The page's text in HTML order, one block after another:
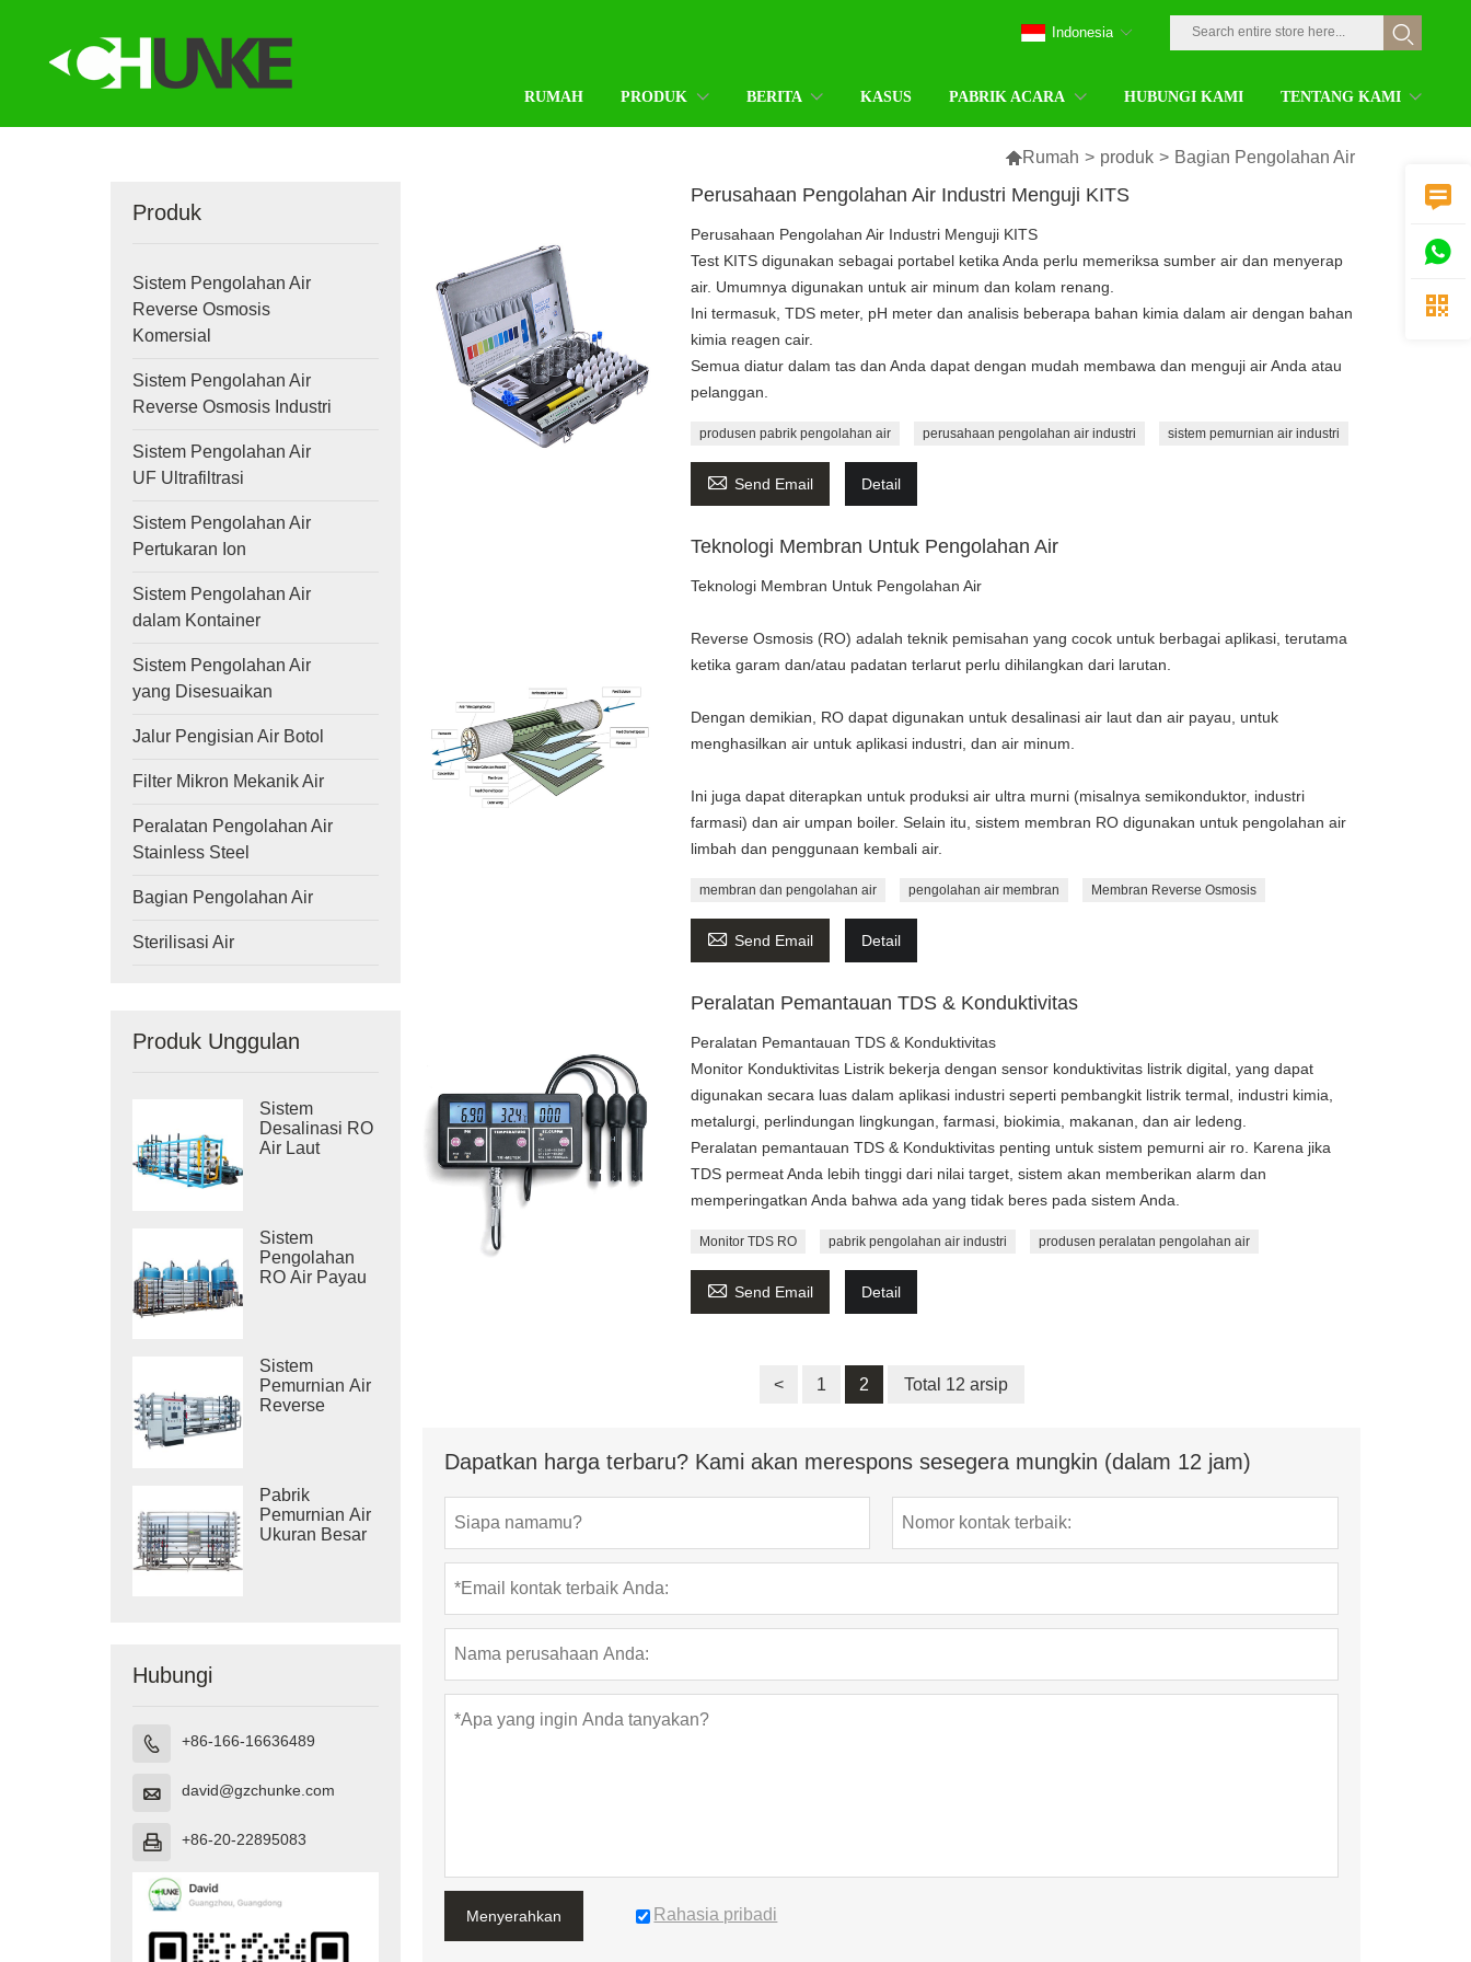
RUMAH PRODUK BERITA KASUS PABRIK ACARA HUBUNGI KAMI TENTANG KAMI
Indonesia
Rumah > produk > Bagian Pengolahan Air
Produk
Sistem Pengolahan Air
Reverse Osmosis
Komersial
Sistem Pengolahan Air
Reverse Osmosis Industri
Sistem Pengolahan Air
UF Ultrafiltrasi
Sistem Pengolahan Air
Pertukaran Ion
Sistem Pengolahan Air
dalam Kontainer
Sistem Pengolahan Air
yang Disesuaikan
Jalur Pengisian Air Botol
Filter Mikron Mekanik Air
Peralatan Pengolahan Air
Stainless Steel
Bagian Pengolahan Air
Sterilisasi Air
Produk Unggulan
Sistem
Desalinasi RO
Air Laut
Sistem
Pengolahan
RO Air Payau
Sistem
Pemurnian Air
Reverse
Pabrik
Pemurnian Air
Ukuran Besar
Hubungi
 +86-166-16636489
 david@gzchunke.com
 +86-20-22895083
Perusahaan Pengolahan Air Industri Menguji KITS
Perusahaan Pengolahan Air Industri Menguji KITS
Test KITS digunakan sebagai portabel ketika Anda perlu memeriksa sumber air dan menyerap
air. Umumnya digunakan untuk air minum dan kolam renang.
Ini termasuk, TDS meter, pH meter dan analisis beberapa bahan kimia dalam air dengan bahan
kimia reagen cair.
Semua diatur dalam tas dan Anda dapat dengan mudah membawa dan menguji air Anda atau
pelanggan.
produsen pabrik pengolahan air perusahaan pengolahan air industri sistem pemurnian air industri
 Send Email Detail
Teknologi Membran Untuk Pengolahan Air
Teknologi Membran Untuk Pengolahan Air
Reverse Osmosis (RO) adalah teknik pemisahan yang cocok untuk berbagai aplikasi, terutama
ketika garam dan/atau padatan terlarut perlu dihilangkan dari larutan.
Dengan demikian, RO dapat digunakan untuk desalinasi air laut dan air payau, untuk
menghasilkan air untuk aplikasi industri, dan air minum.
Ini juga dapat diterapkan untuk produksi air ultra murni (misalnya semikonduktor, industri
farmasi) dan air umpan boiler. Selain itu, sistem membran RO digunakan untuk pengolahan air
limbah dan penggunaan kembali air.
membran dan pengolahan air pengolahan air membran Membran Reverse Osmosis
 Send Email Detail
Peralatan Pemantauan TDS & Konduktivitas
Peralatan Pemantauan TDS & Konduktivitas
Monitor Konduktivitas Listrik bekerja dengan sensor konduktivitas listrik digital, yang dapat
digunakan secara luas dalam aplikasi industri seperti pembangkit listrik termal, industri kimia,
metalurgi, perlindungan lingkungan, farmasi, biokimia, makanan, dan air ledeng.
Peralatan pemantauan TDS & Konduktivitas penting untuk sistem pemurni air ro. Karena jika
TDS permeat Anda lebih tinggi dari nilai target, sistem akan memberikan alarm dan
memperingatkan Anda bahwa ada yang tidak beres pada sistem Anda.
Monitor TDS RO pabrik pengolahan air industri produsen peralatan pengolahan air
 Send Email Detail
< 1 2 Total 12 arsip
Dapatkan harga terbaru? Kami akan merespons sesegera mungkin (dalam 12 jam)
Menyerahkan Rahasia pribadi


